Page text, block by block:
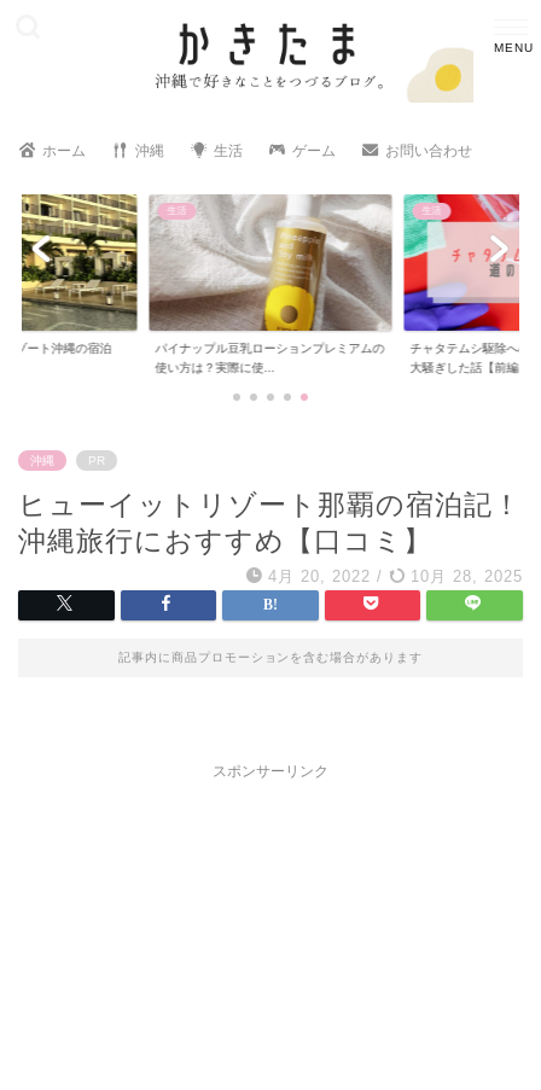
ホーム 沖縄 生活 ゲーム お問い合わせ
ーションプレミアムの
生活
チャタテムシ駆除への道のり…大量発生で
大騒ぎした話【前編...
生活
チャタテムシ駆除への
大騒ぎした話【後編...
沖縄 PR
ヒューイットリゾート那覇の宿泊記！
沖縄旅行におすすめ【口コミ】
4月 20, 2022 / 10月 28, 2025
記事内に商品プロモーションを含む場合があります
スポンサーリンク